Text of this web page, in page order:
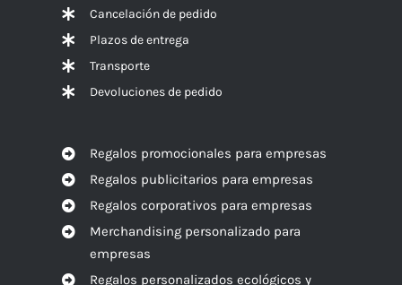
Cancelación de pedido
Plazos de entrega
Transporte
Devoluciones de pedido
Regalos promocionales para empresas
Regalos publicitarios para empresas
Regalos corporativos para empresas
Merchandising personalizado para
empresas
Regalos personalizados ecológicos y